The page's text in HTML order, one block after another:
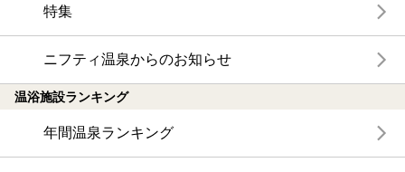
特集
ニフティ温泉からのお知らせ
温浴施設ランキング
年間温泉ランキング